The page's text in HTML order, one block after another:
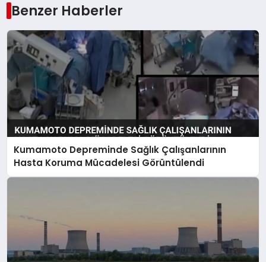
Benzer Haberler
Kumamoto Depreminde Sağlık Çalışanlarının
Hasta Koruma Mücadelesi Görüntülendi